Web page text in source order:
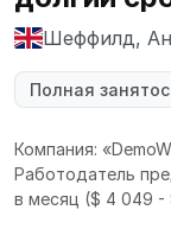
Шеффилд,
Полная
Компания:
Работодатель
в месяц ($ 4 049 -